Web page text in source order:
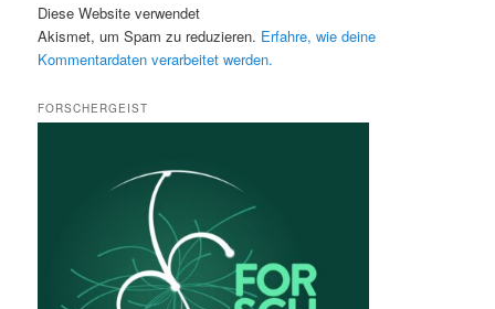
Diese Website verwendet
Akismet, um Spam zu reduzieren. Erfahre, wie deine
Kommentardaten verarbeitet werden.
FORSCHERGEIST